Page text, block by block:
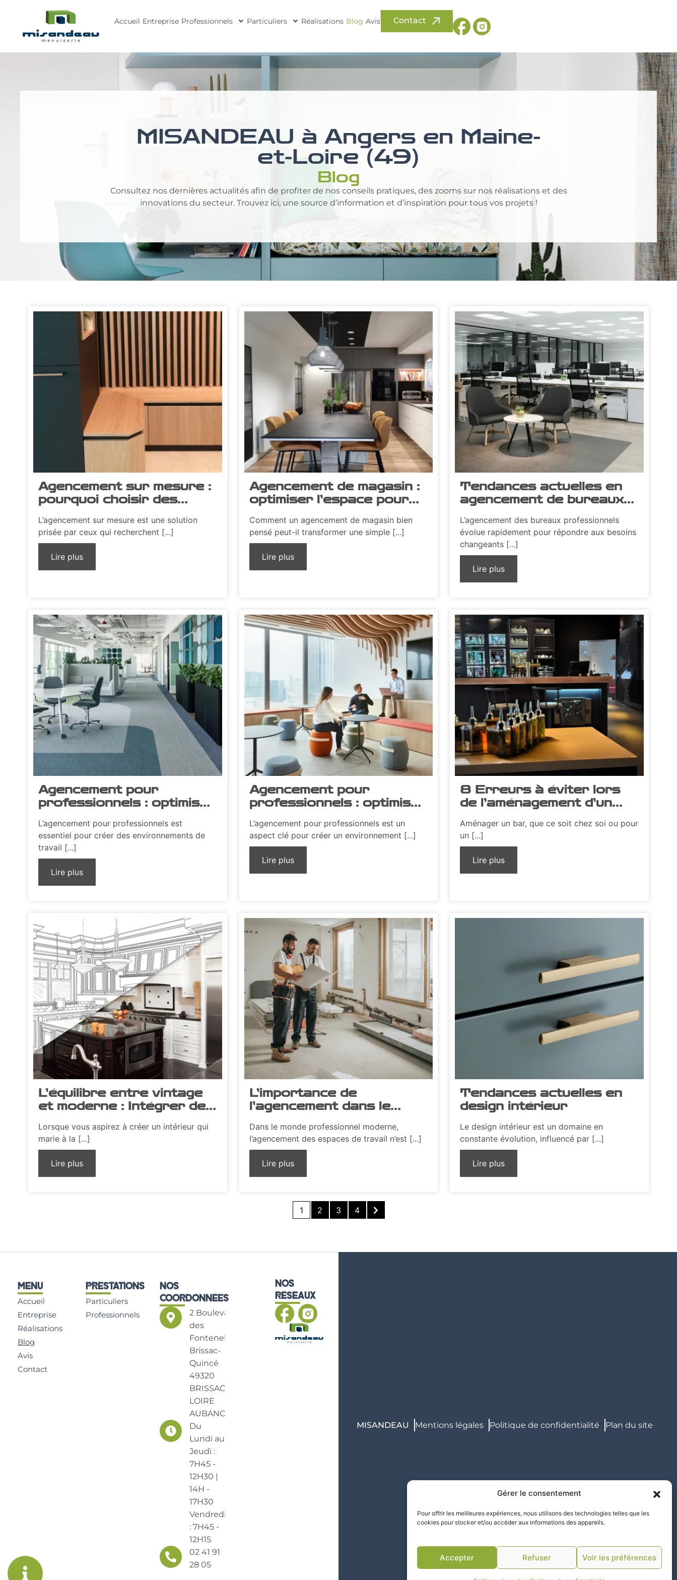
Gérer le consentement
Pour offrir les meilleures expériences, nous utilisons des technologies telles que les
cookies pour stocker et/ou accéder aux informations des appareils.
Accepter Refuser Voir les préférences
Accueil Entreprise Professionnels Particuliers Réalisations Blog Avis Contact
MISANDEAU à Angers en Maine-
et-Loire (49)
Blog
Consultez nos dernières actualités afin de profiter de nos conseils pratiques, des zooms sur nos réalisations et des
innovations du secteur. Trouvez ici, une source d’information et d’inspiration pour tous vos projets !
Agencement sur mesure :
pourquoi choisir des
L’agencement sur mesure est une solution
prisée par ceux qui recherchent [...]
Lire plus
Agencement de magasin :
optimiser l’espace pour
inoubliable
Comment un agencement de magasin bien
pensé peut-il transformer une simple [...]
Lire plus
Tendances actuelles en
agencement de bureaux
L’agencement des bureaux professionnels
évolue rapidement pour répondre aux besoins
changeants [...]
Lire plus
Agencement pour
professionnels : optimiser
fonctionnalités
L’agencement pour professionnels est
essentiel pour créer des environnements de
travail [...]
Lire plus
Agencement pour
professionnels : optimiser
L’agencement pour professionnels est un
aspect clé pour créer un environnement [...]
Lire plus
8 Erreurs à éviter lors
de l’aménagement d’un
bar
Aménager un bar, que ce soit chez soi ou pour
un [...]
Lire plus
L’équilibre entre vintage
et moderne : Intégrer des
meubles rétro dans un
design contemporain
Lorsque vous aspirez à créer un intérieur qui
marie à la [...]
Lire plus
L’importance de
l’agencement dans le
Dans le monde professionnel moderne,
l’agencement des espaces de travail n’est [...]
Lire plus
Tendances actuelles en
design intérieur
Le design intérieur est un domaine en
constante évolution, influencé par [...]
Lire plus
1 2 3 4
MENU
Accueil
Entreprise
Réalisations
Blog
Avis
Contact
PRESTATIONS
Particuliers
Professionnels
NOS
COORDONNÉES
2 Boulevard
des
Fontenelles
Brissac-
Quincé
49320
BRISSAC
LOIRE
AUBANCE
Du
Lundi au
Jeudi :
7H45 -
12H30 |
14H -
17H30
Vendredi
: 7H45 -
12H15
02 41 91
28 05
NOS
RÉSEAUX
MISANDEAU Mentions légales Politique de confidentialité Plan du site